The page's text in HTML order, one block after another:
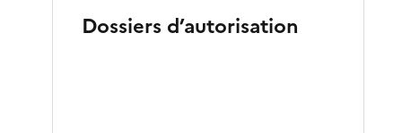
Dossiers d’autorisation